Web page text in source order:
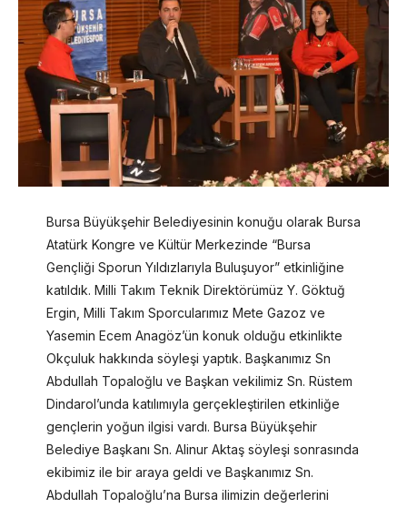
Bursa Büyükşehir Belediyesinin konuğu olarak Bursa
Atatürk Kongre ve Kültür Merkezinde “Bursa
Gençliği Sporun Yıldızlarıyla Buluşuyor” etkinliğine
katıldık. Milli Takım Teknik Direktörümüz Y. Göktuğ
Ergin, Milli Takım Sporcularımız Mete Gazoz ve
Yasemin Ecem Anagöz’ün konuk olduğu etkinlikte
Okçuluk hakkında söyleşi yaptık. Başkanımız Sn
Abdullah Topaloğlu ve Başkan vekilimiz Sn. Rüstem
Dindarol’unda katılımıyla gerçekleştirilen etkinliğe
gençlerin yoğun ilgisi vardı. Bursa Büyükşehir
Belediye Başkanı Sn. Alinur Aktaş söyleşi sonrasında
ekibimiz ile bir araya geldi ve Başkanımız Sn.
Abdullah Topaloğlu’na Bursa ilimizin değerlerini